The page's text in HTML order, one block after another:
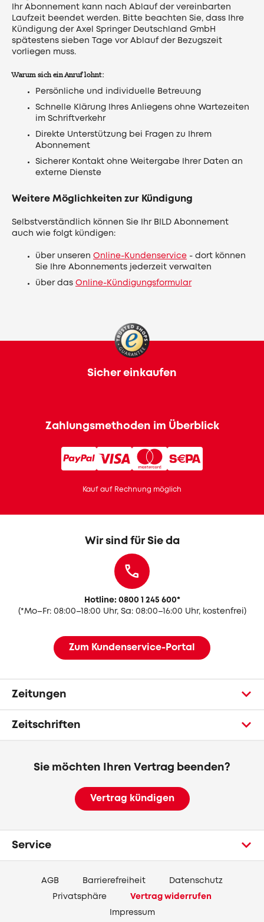
Ihr Abonnement kann nach Ablauf der vereinbarten
Laufzeit beendet werden. Bitte beachten Sie, dass Ihre
Kündigung der Axel Springer Deutschland GmbH
spätestens sieben Tage vor Ablauf der Bezugszeit
vorliegen muss.
Warum sich ein Anruf lohnt:
Persönliche und individuelle Betreuung
Schnelle Klärung Ihres Anliegens ohne Wartezeiten
im Schriftverkehr
Direkte Unterstützung bei Fragen zu Ihrem
Abonnement
Sicherer Kontakt ohne Weitergabe Ihrer Daten an
externe Dienste
Weitere Möglichkeiten zur Kündigung
Selbstverständlich können Sie Ihr BILD Abonnement
auch wie folgt kündigen:
über unseren Online-Kundenservice - dort können
Sie Ihre Abonnements jederzeit verwalten
über das Online-Kündigungsformular
Zahlungsmethoden im Überblick
Kauf auf Rechnung möglich
Sicher einkaufen
Wir sind für Sie da
Hotline: 0800 1 245 600*
(*Mo–Fr: 08:00–18:00 Uhr, Sa: 08:00–16:00 Uhr, kostenfrei)
Zum Kundenservice-Portal
Zeitungen
Zeitschriften
Sie möchten Ihren Vertrag beenden?
Vertrag kündigen
Service
AGB Barrierefreiheit Datenschutz
Privatsphäre Vertrag widerrufen
Impressum